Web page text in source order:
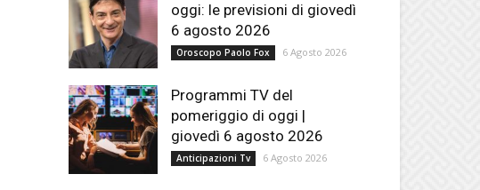
oggi: le previsioni di giovedì
6 agosto 2026
Oroscopo Paolo Fox 6 Agosto 2026
Programmi TV del
pomeriggio di oggi |
giovedì 6 agosto 2026
Anticipazioni Tv 6 Agosto 2026